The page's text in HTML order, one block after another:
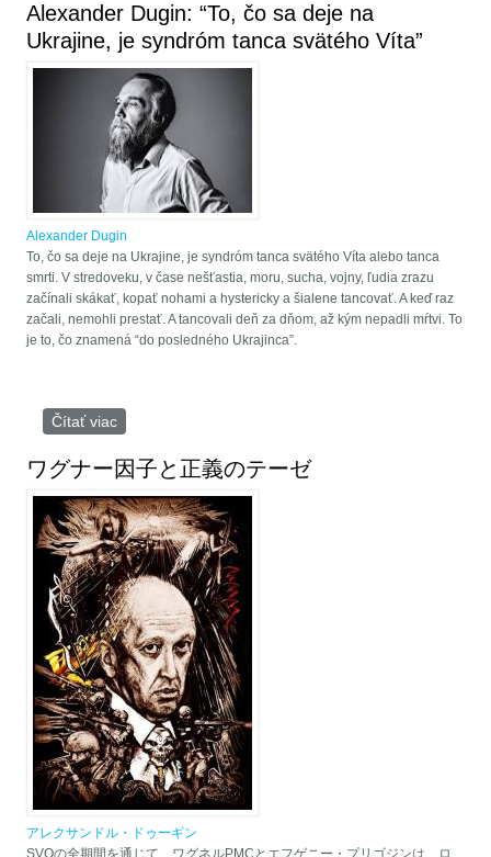
Alexander Dugin: “To, čo sa deje na
Ukrajine, je syndróm tanca svätého Víta”
Alexander Dugin
To, čo sa deje na Ukrajine, je syndróm tanca svätého Víta alebo tanca
smrti. V stredoveku, v čase nešťastia, moru, sucha, vojny, ľudia zrazu
začínali skákať, kopať nohami a hystericky a šialene tancovať. A keď raz
začali, nemohli prestať. A tancovali deň za dňom, až kým nepadli mŕtvi. To
je to, čo znamená “do posledného Ukrajinca”.
Čítať viac
ワグナー因子と正義のテーゼ
アレクサンドル・ドゥーギン